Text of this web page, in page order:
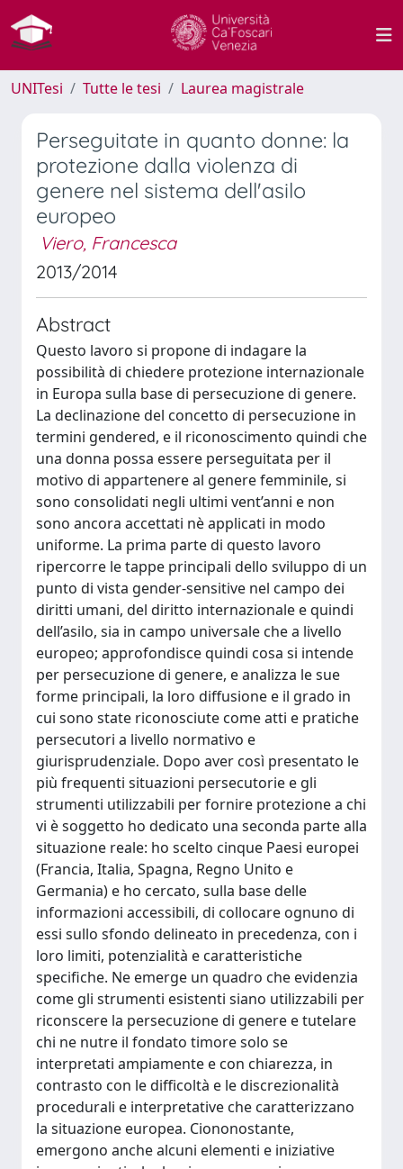
UNITesi Tutte le tesi Laurea magistrale
Perseguitate in quanto donne: la
protezione dalla violenza di
genere nel sistema dell'asilo
europeo
Viero, Francesca
2013/2014
Abstract
Questo lavoro si propone di indagare la
possibilità di chiedere protezione internazionale
in Europa sulla base di persecuzione di genere.
La declinazione del concetto di persecuzione in
termini gendered, e il riconoscimento quindi che
una donna possa essere perseguitata per il
motivo di appartenere al genere femminile, si
sono consolidati negli ultimi vent’anni e non
sono ancora accettati nè applicati in modo
uniforme. La prima parte di questo lavoro
ripercorre le tappe principali dello sviluppo di un
punto di vista gender-sensitive nel campo dei
diritti umani, del diritto internazionale e quindi
dell’asilo, sia in campo universale che a livello
europeo; approfondisce quindi cosa si intende
per persecuzione di genere, e analizza le sue
forme principali, la loro diffusione e il grado in
cui sono state riconosciute come atti e pratiche
persecutori a livello normativo e
giurisprudenziale. Dopo aver così presentato le
più frequenti situazioni persecutorie e gli
strumenti utilizzabili per fornire protezione a chi
vi è soggetto ho dedicato una seconda parte alla
situazione reale: ho scelto cinque Paesi europei
(Francia, Italia, Spagna, Regno Unito e
Germania) e ho cercato, sulla base delle
informazioni accessibili, di collocare ognuno di
essi sullo sfondo delineato in precedenza, con i
loro limiti, potenzialità e caratteristiche
specifiche. Ne emerge un quadro che evidenzia
come gli strumenti esistenti siano utilizzabili per
riconscere la persecuzione di genere e tutelare
chi ne nutre il fondato timore solo se
interpretati ampiamente e con chiarezza, in
contrasto con le difficoltà e le discrezionalità
procedurali e interpretative che caratterizzano
la situazione europea. Ciononostante,
emergono anche alcuni elementi e iniziative